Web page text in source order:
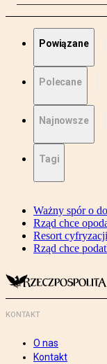
Powiązane
Polecane
Najnowsze
Tagi
Ważny spór o
Rząd chce
Resort
Rząd chce
KONTAKT
O nas
Kontakt